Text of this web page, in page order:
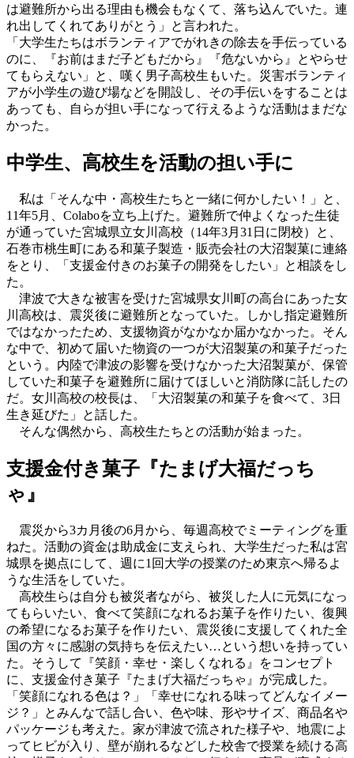
は避難所から出る理由も機会もなくて、落ち込んでいた。連
れ出してくれてありがとう」と言われた。
「大学生たちはボランティアでがれきの除去を手伝っている
のに、『お前はまだ子どもだから』『危ないから』とやらせ
てもらえない」と、嘆く男子高校生もいた。災害ボランティ
アが小学生の遊び場などを開設し、その手伝いをすることは
あっても、自らが担い手になって行えるような活動はまだな
かった。
中学生、高校生を活動の担い手に
私は「そんな中・高校生たちと一緒に何かしたい！」と、
11年5月、Colaboを立ち上げた。避難所で仲よくなった生徒
が通っていた宮城県立女川高校（14年3月31日に閉校）と、
石巻市桃生町にある和菓子製造・販売会社の大沼製菓に連絡
をとり、「支援金付きのお菓子の開発をしたい」と相談をし
た。
津波で大きな被害を受けた宮城県女川町の高台にあった女
川高校は、震災後に避難所となっていた。しかし指定避難所
ではなかったため、支援物資がなかなか届かなかった。そん
な中で、初めて届いた物資の一つが大沼製菓の和菓子だった
という。内陸で津波の影響を受けなかった大沼製菓が、保管
していた和菓子を避難所に届けてほしいと消防隊に託したの
だ。女川高校の校長は、「大沼製菓の和菓子を食べて、3日
生き延びた」と話した。
そんな偶然から、高校生たちとの活動が始まった。
支援金付き菓子『たまげ大福だっち
ゃ』
震災から3カ月後の6月から、毎週高校でミーティングを重
ねた。活動の資金は助成金に支えられ、大学生だった私は宮
城県を拠点にして、週に1回大学の授業のため東京へ帰るよ
うな生活をしていた。
高校生らは自分も被災者ながら、被災した人に元気になっ
てもらいたい、食べて笑顔になれるお菓子を作りたい、復興
の希望になるお菓子を作りたい、震災後に支援してくれた全
国の方々に感謝の気持ちを伝えたい…という想いを持ってい
た。そうして『笑顔・幸せ・楽しくなれる』をコンセプト
に、支援金付き菓子『たまげ大福だっちゃ』が完成した。
「笑顔になれる色は？」「幸せになれる味ってどんなイメー
ジ？」とみんなで話し合い、色や味、形やサイズ、商品名や
パッケージも考えた。家が津波で流された様子や、地震によ
ってヒビが入り、壁が崩れるなどした校舎で授業を続ける高